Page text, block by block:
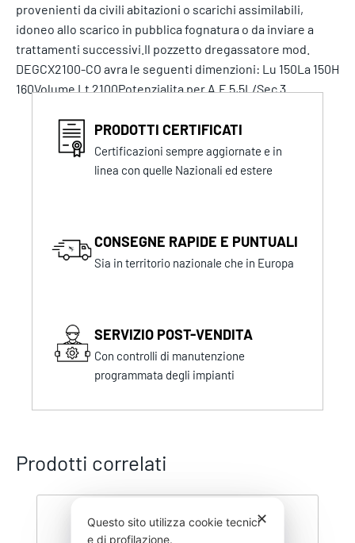
provenienti da civili abitazioni o scarichi assimilabili,
idoneo allo scarico in pubblica fognatura o da inviare a
trattamenti successivi.Il pozzetto dregassatore mod.
DEGCX2100-CO avra le seguenti dimenzioni: Lu 150La 150H
160Volume Lt 2100Potenzialita per A.E 5,5L/Sec 3
PRODOTTI CERTIFICATI
Certificazioni sempre aggiornate e in
linea con quelle Nazionali ed estere
CONSEGNE RAPIDE E PUNTUALI
Sia in territorio nazionale che in Europa
SERVIZIO POST-VENDITA
Con controlli di manutenzione
programmata degli impianti
Prodotti correlati
✕
Questo sito utilizza cookie tecnici
e di profilazione.